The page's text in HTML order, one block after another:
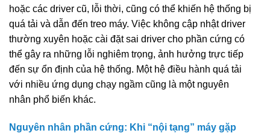
hoặc các driver cũ, lỗi thời, cũng có thể khiến hệ thống bị
quá tải và dẫn đến treo máy. Việc không cập nhật driver
thường xuyên hoặc cài đặt sai driver cho phần cứng có
thể gây ra những lỗi nghiêm trọng, ảnh hưởng trực tiếp
đến sự ổn định của hệ thống. Một hệ điều hành quá tải
với nhiều ứng dụng chạy ngầm cũng là một nguyên
nhân phổ biến khác.
Nguyên nhân phần cứng: Khi “nội tạng” máy gặp